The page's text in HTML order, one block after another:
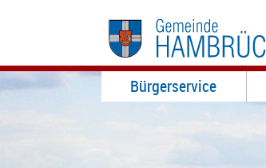
Bürgerservice